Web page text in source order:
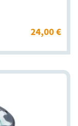
24,00 €